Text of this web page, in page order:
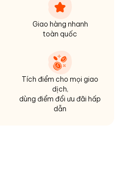
Giao hàng nhanh
toàn quốc
Tích điểm cho mọi giao
dịch,
dùng điểm đổi ưu đãi hấp
dẫn